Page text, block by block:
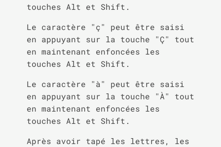
touches Alt et Shift.
Le caractère "ç" peut être saisi
en appuyant sur la touche "Ç" tout
en maintenant enfoncées les
touches Alt et Shift.
Le caractère "à" peut être saisi
en appuyant sur la touche "À" tout
en maintenant enfoncées les
touches Alt et Shift.
Après avoir tapé les lettres, les